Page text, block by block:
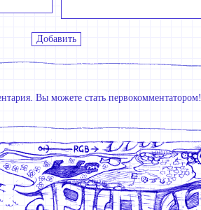
Вы можете стать первокомментатором!